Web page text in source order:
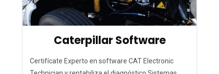
Caterpillar Software
Certifícate Experto en software CAT Electronic